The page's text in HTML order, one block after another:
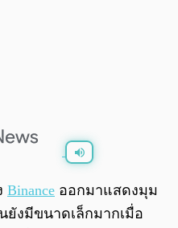
Binance ออกมาแสดงมุม
งมีขนาดเล็กมากเมื่อ